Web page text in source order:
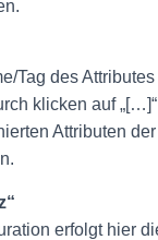
Tag des
klicken auf
Attributen
erfolgt hier